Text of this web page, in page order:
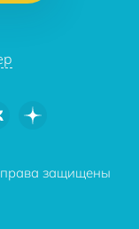
права защищены